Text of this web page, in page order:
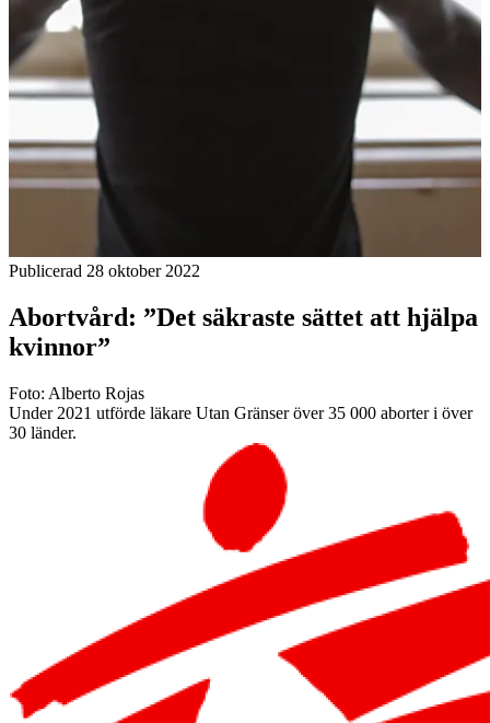
Publicerad 28 oktober 2022
Abortvård: ”Det säkraste sättet att hjälpa
kvinnor”
Foto: Alberto Rojas
Under 2021 utförde läkare Utan Gränser över 35 000 aborter i över
30 länder.